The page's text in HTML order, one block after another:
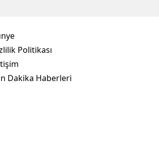
Politikası
Dakika Haberleri